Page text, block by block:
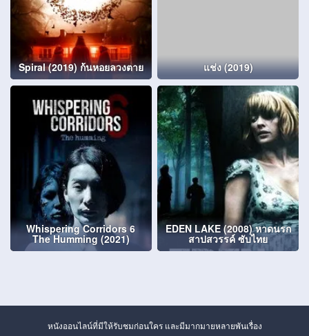
Spiral (2019) ก้นหอยลวงตาย แช่ง (2019)
Whispering Corridors 6
The Humming (2021)
EDEN LAKE (2008) หาดนรก
สาปสวรรค์ ซับไทย
หนังออนไลน์ที่มีให้รับชมก่อนใคร และมีมากมายหลายพันเรื่อง